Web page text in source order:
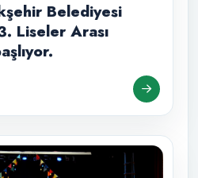
Belediyesi
Liseler Arası